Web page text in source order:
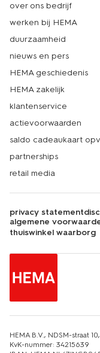
over ons bedrijf
werken bij HEMA
duurzaamheid
nieuws en pers
HEMA geschiedenis
HEMA zakelijk
klantenservice
actievoorwaarden
saldo cadeaukaart
partnerships
retail media
privacy statement
algemene
thuiswinkel waarborg
HEMA B.V., NDSM-straat
KvK-nummer: 34215639